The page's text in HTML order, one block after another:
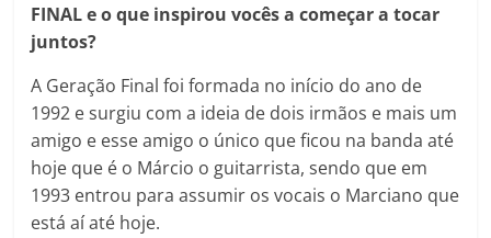
FINAL e o que inspirou vocês a começar a tocar
juntos?
A Geração Final foi formada no início do ano de
1992 e surgiu com a ideia de dois irmãos e mais um
amigo e esse amigo o único que ficou na banda até
hoje que é o Márcio o guitarrista, sendo que em
1993 entrou para assumir os vocais o Marciano que
está aí até hoje.